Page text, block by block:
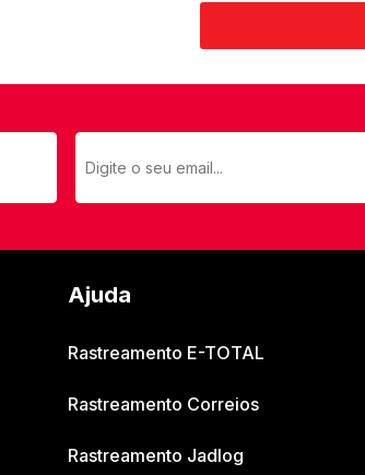
Ajuda
Rastreamento E-TOTAL
Rastreamento Correios
Rastreamento Jadlog